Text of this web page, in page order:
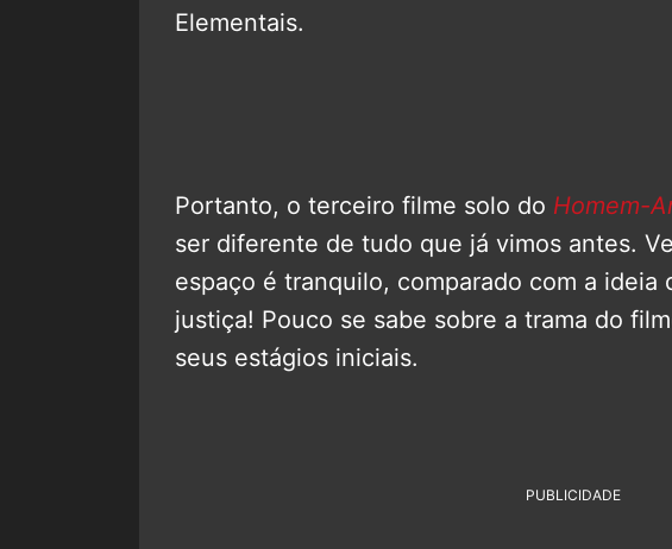
Elementais.
Portanto, o terceiro filme solo do Homem-
ser diferente de tudo que já vimos antes.
espaço é tranquilo, comparado com a ideia
justiça! Pouco se sabe sobre a trama do
seus estágios iniciais.
PUBLICIDADE